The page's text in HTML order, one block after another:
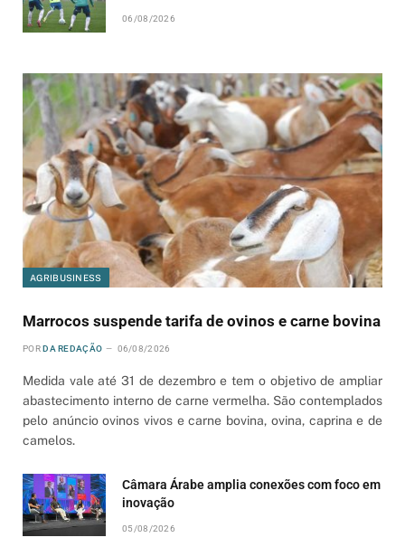
06/08/2026
AGRIBUSINESS
Marrocos suspende tarifa de ovinos e carne bovina
POR DA REDAÇÃO 06/08/2026
Medida vale até 31 de dezembro e tem o objetivo de ampliar
abastecimento interno de carne vermelha. São contemplados
pelo anúncio ovinos vivos e carne bovina, ovina, caprina e de
camelos.
Câmara Árabe amplia conexões com foco em
inovação
05/08/2026